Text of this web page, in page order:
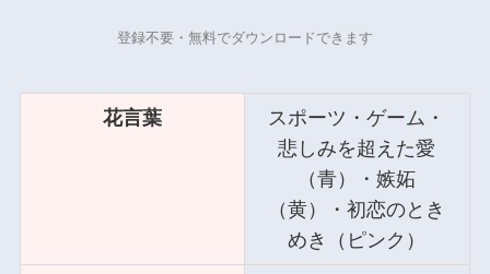
登録不要・無料でダウンロードできます
花言葉
スポーツ・ゲーム・
悲しみを超えた愛
（青）・嫉妬
（黄）・初恋のとき
めき（ピンク）